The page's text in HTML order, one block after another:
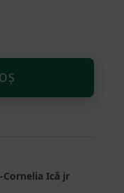
Cornelia Ică jr